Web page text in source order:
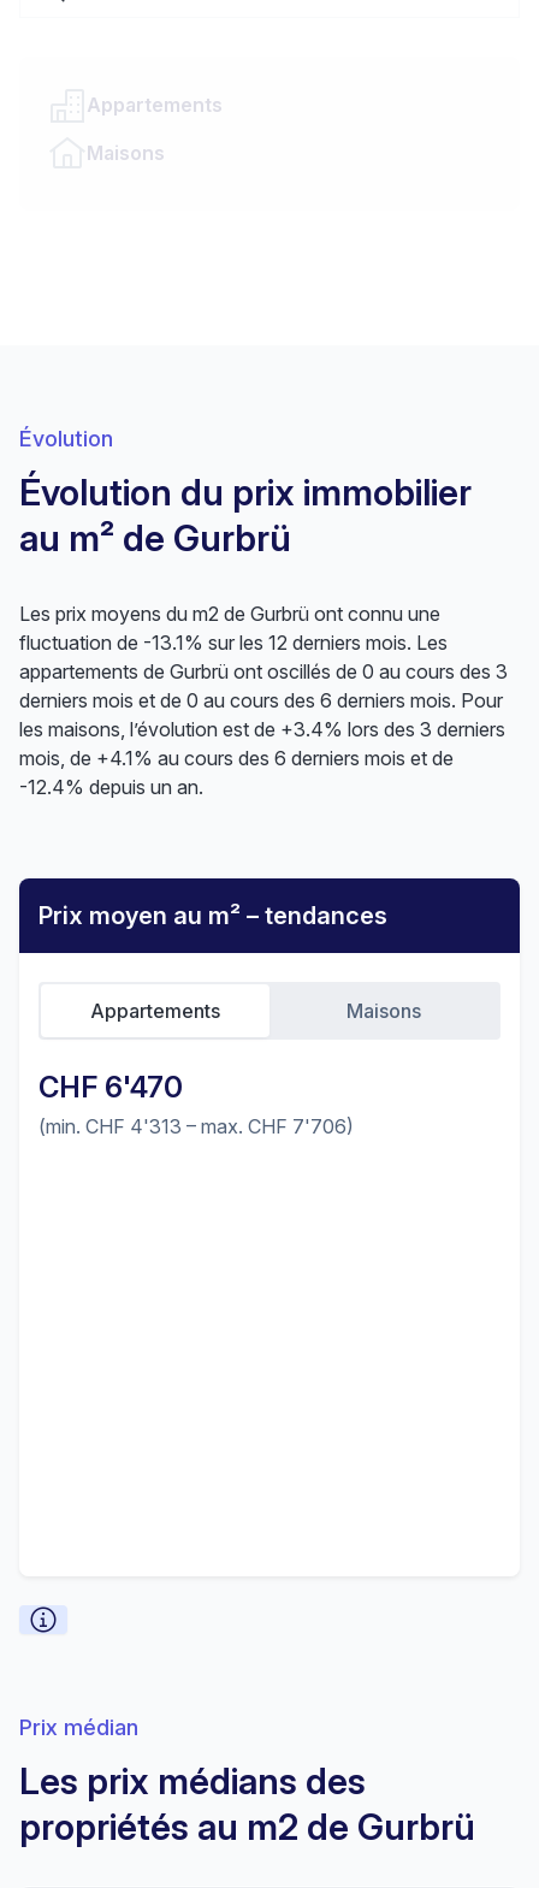
Appartements
Maisons
Évolution
Évolution du prix immobilier
au m² de Gurbrü
Les prix moyens du m2 de Gurbrü ont connu une
fluctuation de -13.1% sur les 12 derniers mois. Les
appartements de Gurbrü ont oscillés de 0 au cours des 3
derniers mois et de 0 au cours des 6 derniers mois. Pour
les maisons, l’évolution est de +3.4% lors des 3 derniers
mois, de +4.1% au cours des 6 derniers mois et de
-12.4% depuis un an.
Prix moyen au m² – tendances
CHF 6'470
(min. CHF 4'313 – max. CHF 7'706)
Appartements Maisons
Prix médian
Les prix médians des
propriétés au m2 de Gurbrü